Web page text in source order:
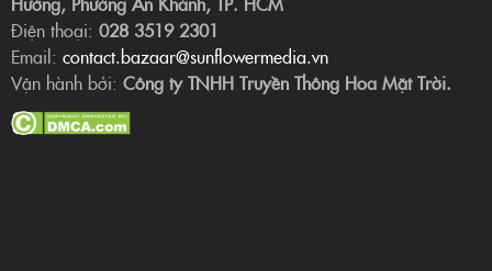
Điện thoại: 028 3519 2301
Email: contact.bazaar@sunflowermedia.vn
Vận hành bởi: Công ty TNHH Truyền Thông Hoa Mặt Trời.